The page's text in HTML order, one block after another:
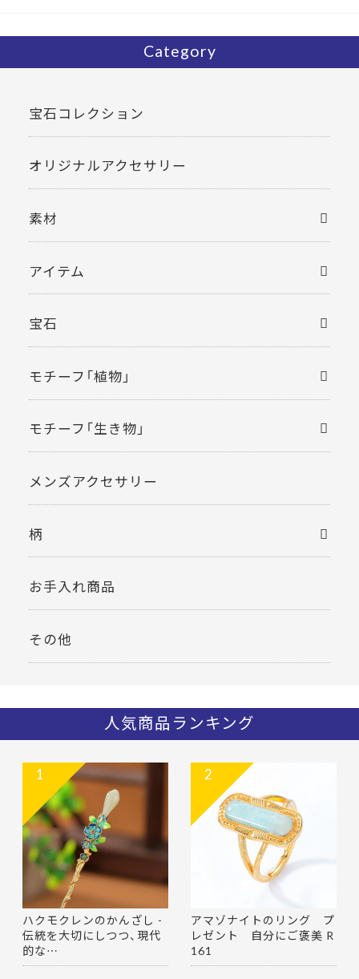
Category
宝石コレクション
オリジナルアクセサリー
素材
アイテム
宝石
モチーフ「植物」
モチーフ「生き物」
メンズアクセサリー
柄
お手入れ商品
その他
人気商品ランキング
ハクモクレンのかんざし -
伝統を大切にしつつ、現代
的な…
1
アマゾナイトのリング プ
レゼント 自分にご褒美 R
161
2